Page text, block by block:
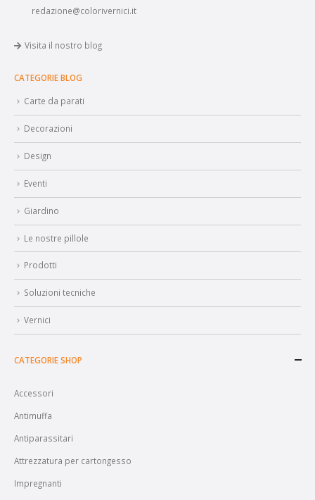
redazione@colorivernici.it
Visita il nostro blog
CATEGORIE BLOG
Carte da parati
Decorazioni
Design
Eventi
Giardino
Le nostre pillole
Prodotti
Soluzioni tecniche
Vernici
CATEGORIE SHOP
Accessori
Antimuffa
Antiparassitari
Attrezzatura per cartongesso
Impregnanti